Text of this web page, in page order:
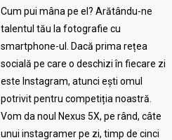
Cum pui mâna pe el? Arătându-ne
talentul tău la fotografie cu
smartphone-ul. Dacă prima rețea
socială pe care o deschizi în fiecare zi
este Instagram, atunci ești omul
potrivit pentru competiția noastră.
Vom da noul Nexus 5X, pe rând, câte
unui instagramer pe zi, timp de cinci